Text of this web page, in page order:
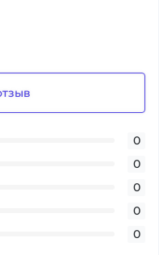
0
0
0
0
0